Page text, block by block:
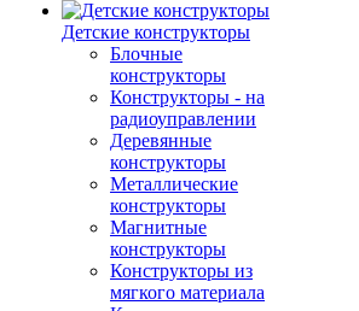
Детские конструкторы
Блочные
конструкторы
Конструкторы - на
радиоуправлении
Деревянные
конструкторы
Металлические
конструкторы
Магнитные
конструкторы
Конструкторы из
мягкого материала